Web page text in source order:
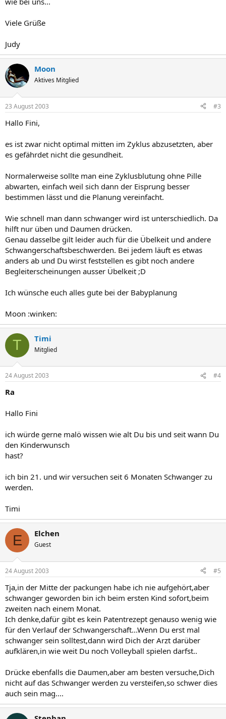
Viele Grüße
Judy
Moon
Aktives Mitglied
23 August 2003 #3
Hallo Fini,
es ist zwar nicht optimal mitten im Zyklus abzusetzten, aber
es gefährdet nicht die gesundheit.
Normalerweise sollte man eine Zyklusblutung ohne Pille
abwarten, einfach weil sich dann der Eisprung besser
bestimmen lässt und die Planung vereinfacht.
Wie schnell man dann schwanger wird ist unterschiedlich. Da
hilft nur üben und Daumen drücken.
Genau dasselbe gilt leider auch für die Übelkeit und andere
Schwangerschaftsbeschwerden. Bei jedem läuft es etwas
anders ab und Du wirst feststellen es gibt noch andere
Begleiterscheinungen ausser Übelkeit ;D
Ich wünsche euch alles gute bei der Babyplanung
Moon :winken:
T Timi
Mitglied
24 August 2003 #4
Ra
Hallo Fini
ich würde gerne malö wissen wie alt Du bis und seit wann Du
den Kinderwunsch
hast?
ich bin 21. und wir versuchen seit 6 Monaten Schwanger zu
werden.
Timi
E Elchen
Guest
24 August 2003 #5
Tja,in der Mitte der packungen habe ich nie aufgehört,aber
schwanger geworden bin ich beim ersten Kind sofort,beim
zweiten nach einem Monat.
Ich denke,dafür gibt es kein Patentrezept genauso wenig wie
für den Verlauf der Schwangerschaft...Wenn Du erst mal
schwanger sein solltest,dann wird Dich der Arzt darüber
aufklären,in wie weit Du noch Volleyball spielen darfst..
Drücke ebenfalls die Daumen,aber am besten versuche,Dich
nicht auf das Schwanger werden zu versteifen,so schwer dies
auch sein mag....